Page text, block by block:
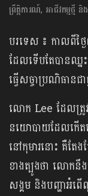
ព្រឹត្តិការណ៍, អាជីវកម្មថ្មី និ
បរទេស ៖ កាលពីថ្ង
ដែលទើបតែបានឈ្
ធ្វើសច្ចាប្រណិធានជ
លោក Lee ដែលត្រូវ
នយោបាយដែលកើត
នៅកុមារនោះ គឺតែងត
ខាងត្បូងថា លោកនឹង
សង្គម និងបញ្ហាអំព